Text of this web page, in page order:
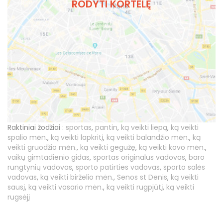
RODYTI KORTELĘ
Raktiniai žodžiai : sportas, pantin, ką veikti liepą, ką veikti
spalio mėn., ką veikti lapkritį, ką veikti balandžio mėn., ką
veikti gruodžio mėn., ką veikti gegužę, ką veikti kovo mėn.,
vaikų gimtadienio gidas, sportas originalus vadovas, baro
rungtynių vadovas, sporto patirties vadovas, sporto salės
vadovas, ką veikti birželio mėn., Senos st Denis, ką veikti
sausį, ką veikti vasario mėn., ką veikti rugpjūtį, ką veikti
rugsėjį